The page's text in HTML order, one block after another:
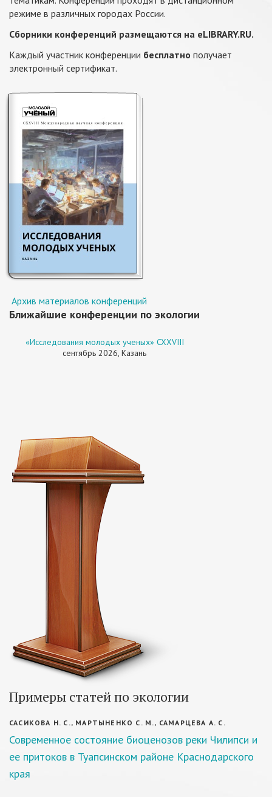
режиме в различных городах России.
Сборники конференций размещаются на eLIBRARY.RU.
Каждый участник конференции бесплатно получает
электронный сертификат.
Архив материалов конференций
Ближайшие конференции по экологии
«Исследования молодых ученых» CXXVIII
сентябрь 2026, Казань
Примеры статей по экологии
САСИКОВА Н. С., МАРТЫНЕНКО С. М., САМАРЦЕВА А. С.
Современное состояние биоценозов реки Чилипси и
ее притоков в Туапсинском районе Краснодарского
края